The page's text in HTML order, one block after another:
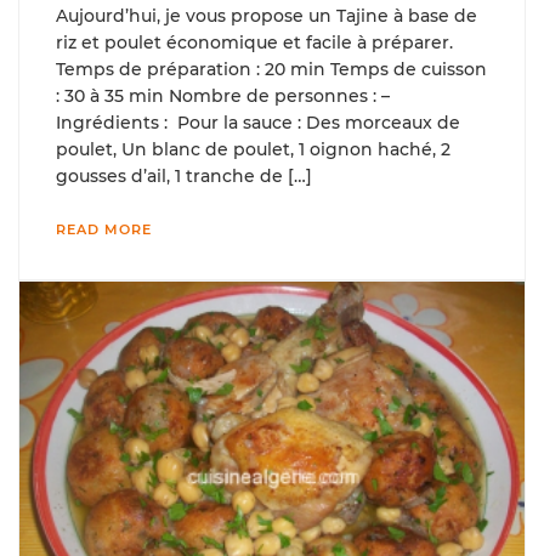
Aujourd’hui, je vous propose un Tajine à base de
riz et poulet économique et facile à préparer.
Temps de préparation : 20 min Temps de cuisson
: 30 à 35 min Nombre de personnes : –
Ingrédients : Pour la sauce : Des morceaux de
poulet, Un blanc de poulet, 1 oignon haché, 2
gousses d’ail, 1 tranche de […]
READ MORE